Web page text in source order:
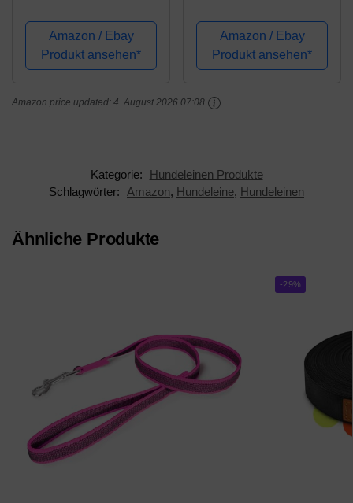
Hundeleine gummiert
20 mm breit für Hunde
bis 50 kg - OHNE
Schwarz Rot
Amazon / Ebay
Produkt ansehen*
bis 20 kg, Anti-Rutsch
Griff, Sicheres
Bremssystem, Blau
Amazon / Ebay
Produkt ansehen*
Amazon price updated: 4. August 2026 07:08
Kategorie:
Hundeleinen Produkte
Schlagwörter:
Amazon, Hundeleine, Hundeleinen
Ähnliche Produkte
-29%